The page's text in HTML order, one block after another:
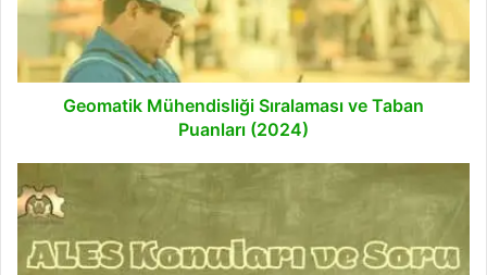
Puanları
(2024)
Geomatik Mühendisliği Sıralaması ve Taban
Puanları (2024)
Konuları
ve
Soru
Dağılımı